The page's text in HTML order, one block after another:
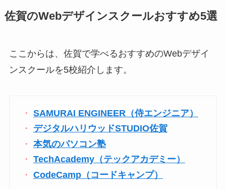
佐賀のWebデザインスクールおすすめ5選
ここからは、佐賀で学べるおすすめのWebデザイ
ンスクールを5校紹介します。
SAMURAI ENGINEER（侍エンジニア）
デジタルハリウッドSTUDIO佐賀
本気のパソコン塾
TechAcademy（テックアカデミー）
CodeCamp（コードキャンプ）